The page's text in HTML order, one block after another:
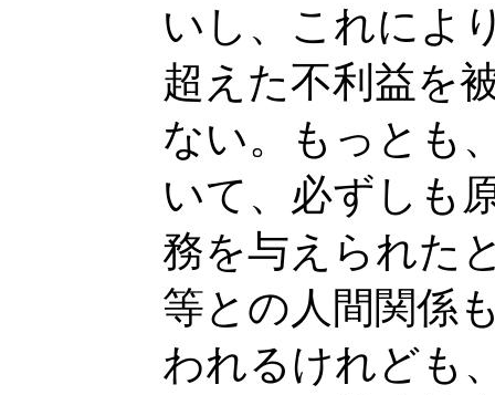
いし、これによ
超えた不利益を
ない。もっとも
いて、必ずしも
務を与えられた
等との人間関係
われるけれども